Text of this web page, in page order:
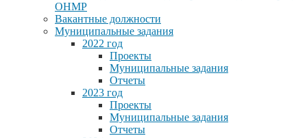
ОНМР
Вакантные должности
Муниципальные задания
2022 год
Проекты
Муниципальные задания
Отчеты
2023 год
Проекты
Муниципальные задания
Отчеты